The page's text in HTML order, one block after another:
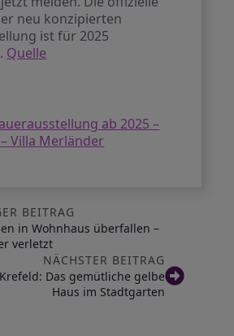
neu konzipierten
ist für 2025
Quelle
ab 2025 –
Villa Merländer
BEITRAG
in Wohnhaus überfallen –
verletzt
NÄCHSTER BEITRAG
Das gemütliche gelbe
Haus im Stadtgarten